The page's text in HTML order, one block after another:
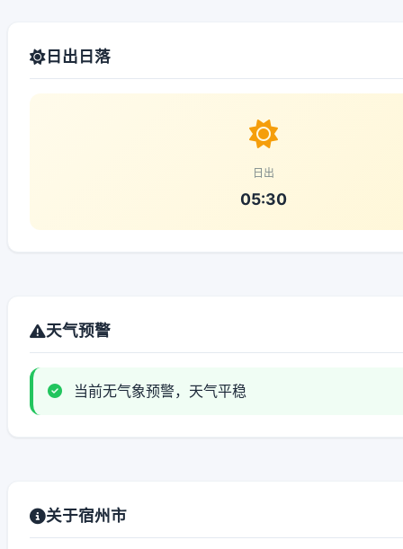
日出日落
日出
05:30
天气预警
当前无气象预警，天气平稳
关于宿州市